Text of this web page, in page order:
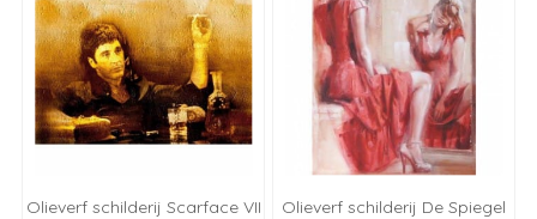
Olieverf schilderij Scarface VII
Olieverf schilderij De Spiegel